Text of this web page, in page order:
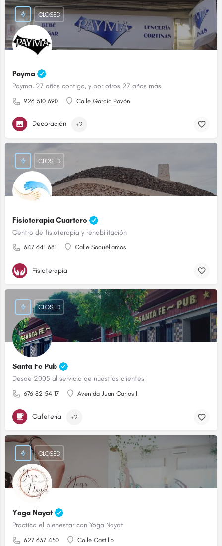
Payma
Payma, 27 años contigo, y por otros 27 años más
926 510 690 Calle García Pavón
CLOSED
Decoración +2
Fisioterapia Cuartero
Centro de fisioterapia y rehabilitación
647 641 681 Calle Socuéllamos
CLOSED
Fisioterapia
Santa Fe Pub
Desde 2005 al servicio de nuestros clientes
676 82 54 17 Avenida Juan Carlos I
CLOSED
Cafetería +2
Yoga Nayat
Practica el bienestar con Yoga Nayat
627 637 450 Calle Castillo
CLOSED